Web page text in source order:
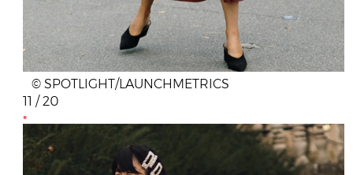
© SPOTLIGHT/LAUNCHMETRICS
11 / 20